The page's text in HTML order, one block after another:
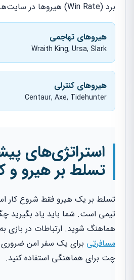
برد (Win Rate) هیروها در سایت‌های معتبر توجه کنید.
هیروهای تهاجمی
Wraith King, Ursa, Slark
هیروهای کنترلی
Centaur, Axe, Tidehunter
استراتژی‌های
تسلط بر هیرو و
تیمی است. شما باید یاد بگیرید
هماهنگ شوید. ارتباطات در بازی به
مسافرتی برای یک سفر امن ضروری
چت برای هماهنگی استفاده کنید.